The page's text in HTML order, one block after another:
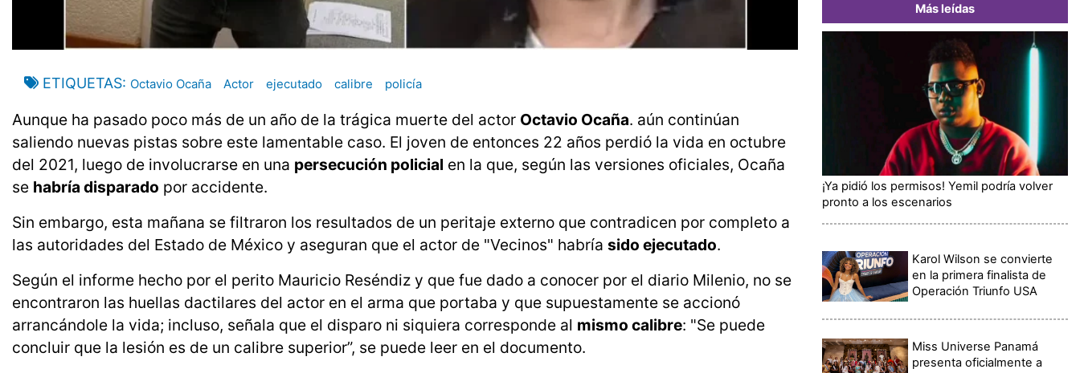
ETIQUETAS Octavio Ocaña Actor ejecutado calibre policía
Aunque ha pasado poco más de un año de la trágica muerte del actor Octavio Ocaña. aún continúan
saliendo nuevas pistas sobre este lamentable caso. El joven de entonces 22 años perdió la vida en octubre
del 2021, luego de involucrarse en una persecución policial en la que, según las versiones oficiales, Ocaña
se habría disparado por accidente.
Sin embargo, esta mañana se filtraron los resultados de un peritaje externo que contradicen por completo a
las autoridades del Estado de México y aseguran que el actor de "Vecinos" habría sido ejecutado.
Según el informe hecho por el perito Mauricio Reséndiz y que fue dado a conocer por el diario Milenio, no se
encontraron las huellas dactilares del actor en el arma que portaba y que supuestamente se accionó
arrancándole la vida; incluso, señala que el disparo ni siquiera corresponde al mismo calibre: "Se puede
concluir que la lesión es de un calibre superior”, se puede leer en el documento.
Más leídas
¡Ya pidió los permisos! Yemil podría volver
pronto a los escenarios
Karol Wilson se convierte
en la primera finalista de
Operación Triunfo USA
Miss Universe Panamá
presenta oficialmente a